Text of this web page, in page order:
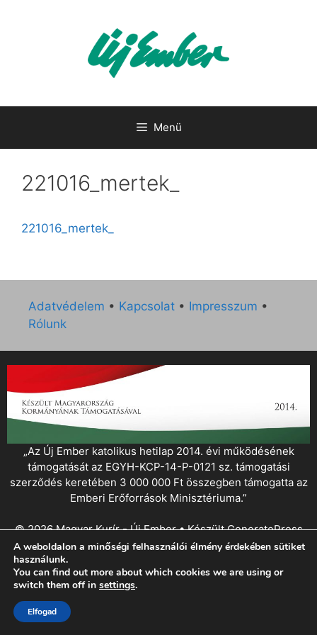
Menü
221016_mertek_
221016_mertek_
Adatvédelem • Kapcsolat • Impresszum •
Rólunk
„Az Új Ember katolikus hetilap 2014. évi működésének
támogatását az EGYH-KCP-14-P-0121 sz. támogatási
szerződés keretében 3 000 000 Ft összegben támogatta az
Emberi Erőforrások Minisztériuma.”
© 2026 Magyar Kurír - Új Ember• KészültGeneratePress
A weboldalon a minőségi felhasználói élmény érdekében sütiket
használunk.
You can find out more about which cookies we are using or
switch them off in settings.
Elfogad